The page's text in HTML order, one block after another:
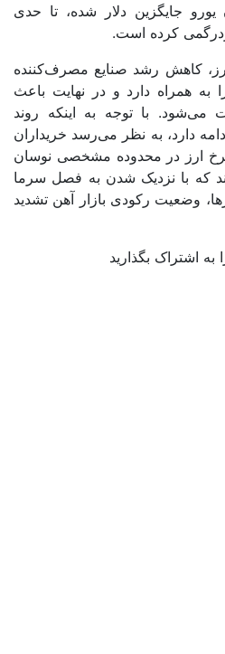
یورو جایگزین دلار شده، تا حدی
کرده است.
کاهش رشد صنایع مصرف‌کننده
به همراه دارد و در نهایت باعث
می‌شود. با توجه به اینکه روند
دارد، به نظر می‌رسد خریداران
نرخ ارز در محدوده مشخصی نوسان
که با نزدیک شدن به فصل سرما
وضعیت رکودی بازار آهن تشدید
اشتراک بگذارید